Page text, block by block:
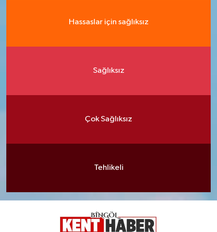
Hassaslar için sağlıksız
Sağlıksız
Çok Sağlıksız
Tehlikeli